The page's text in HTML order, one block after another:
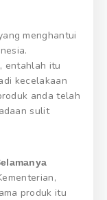
menghantui
entahlah itu
kecelakaan
anda telah
sulit
produk itu